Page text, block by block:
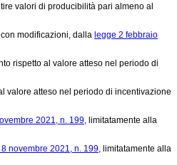
valori di producibilità pari almeno al
modificazioni, dalla legge 2 febbraio
rispetto al valore atteso nel periodo di
valore atteso nel periodo di incentivazione
2021, n. 199, limitatamente alla
novembre 2021, n. 199, limitatamente alla